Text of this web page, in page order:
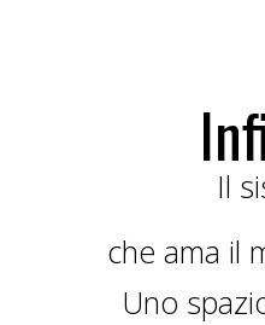
Il
che ama il
Uno